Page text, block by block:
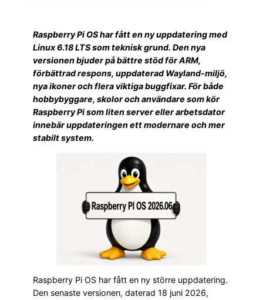
Raspberry Pi OS har fått en ny uppdatering med
Linux 6.18 LTS som teknisk grund. Den nya
versionen bjuder på bättre stöd för ARM,
förbättrad respons, uppdaterad Wayland-miljö,
nya ikoner och flera viktiga buggfixar. För både
hobbybyggare, skolor och användare som kör
Raspberry Pi som liten server eller arbetsdator
innebär uppdateringen ett modernare och mer
stabilt system.
Raspberry Pi OS har fått en ny större uppdatering.
Den senaste versionen, daterad 18 juni 2026,